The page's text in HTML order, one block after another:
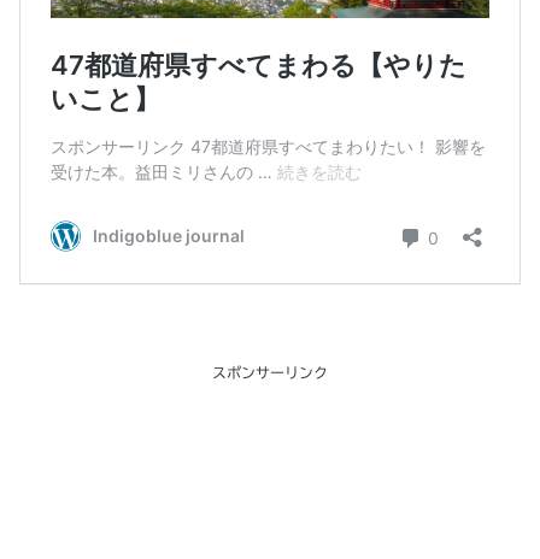
スポンサーリンク